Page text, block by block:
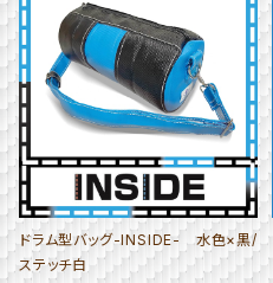
ドラム型バッグ-INSIDE- 水色×黒/
ステッチ白